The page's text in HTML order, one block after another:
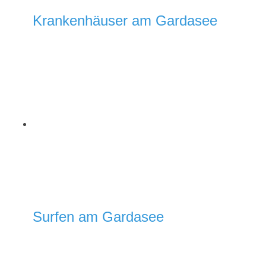
Krankenhäuser am Gardasee
Surfen am Gardasee